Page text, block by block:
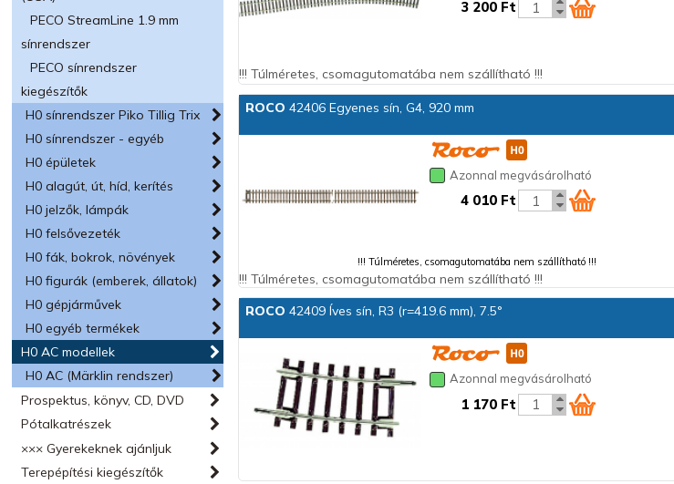
PECO StreamLine 1.9 mm
sínrendszer
PECO sínrendszer
kiegészítők
H0 sínrendszer Piko Tillig Trix
H0 sínrendszer - egyéb
H0 épületek
H0 alagút, út, híd, kerítés
H0 jelzők, lámpák
H0 felsővezeték
H0 fák, bokrok, növények
H0 figurák (emberek, állatok)
H0 gépjárművek
H0 egyéb termékek
H0 AC modellek
H0 AC (Märklin rendszer)
Prospektus, könyv, CD, DVD
Pótalkatrészek
××× Gyerekeknek ajánljuk
Terepépítési kiegészítők
3 200 Ft
!!! Túlméretes, csomagutomatába nem szállítható !!!
ROCO 42406 Egyenes sín, G4, 920 mm
Azonnal megvásárolható
4 010 Ft
!!! Túlméretes, csomagutomatába nem szállítható !!!
!!! Túlméretes, csomagutomatába nem szállítható !!!
ROCO 42409 Íves sín, R3 (r=419.6 mm), 7.5°
Azonnal megvásárolható
1 170 Ft